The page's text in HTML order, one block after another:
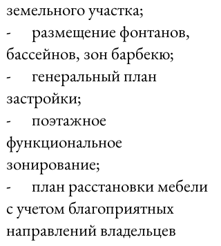
земельного участка;
- размещение фонтанов,
бассейнов, зон барбекю;
- генеральный план
застройки;
- поэтажное
функциональное
зонирование;
- план расстановки мебели
с учетом благоприятных
направлений владельцев